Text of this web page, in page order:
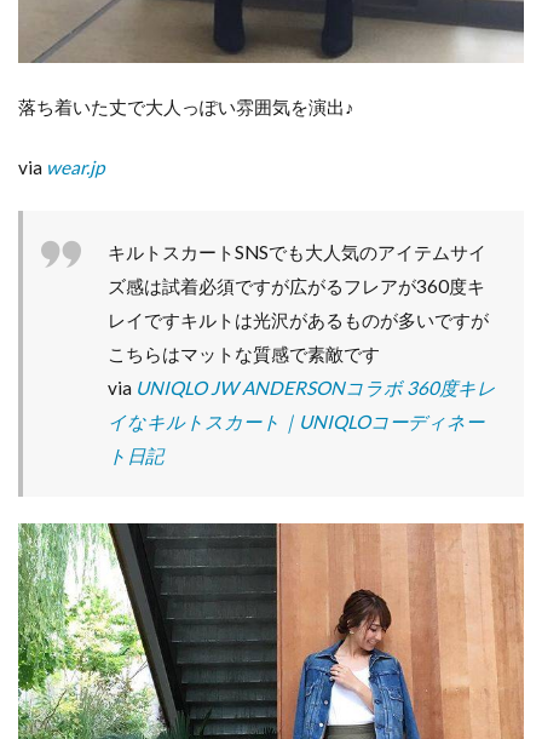
落ち着いた丈で大人っぽい雰囲気を演出♪
via wear.jp
キルトスカートSNSでも大人気のアイテムサイ
ズ感は試着必須ですが広がるフレアが360度キ
レイですキルトは光沢があるものが多いですが
こちらはマットな質感で素敵です
via UNIQLO JW ANDERSONコラボ 360度キレ
イなキルトスカート｜UNIQLOコーディネー
ト日記